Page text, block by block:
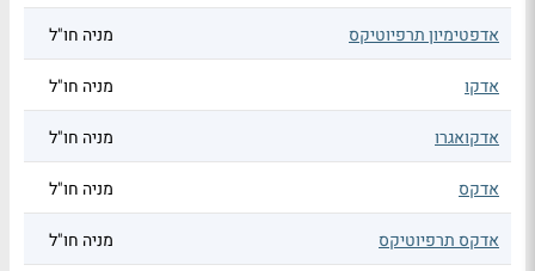
אדפטימיון תרפיוטיקס
מניה חו"ל
אדקו מניה חו"ל
אדקואגרו מניה חו"ל
אדקס מניה חו"ל
אדקס תרפיוטיקס מניה חו"ל